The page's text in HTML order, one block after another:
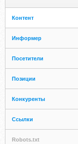
Контент
Информер
Посетители
Позиции
Конкуренты
Ссылки
Robots.txt